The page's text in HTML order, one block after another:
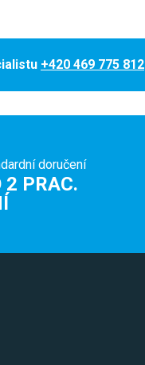
+420 469 775 812
doručení
2 PRAC.